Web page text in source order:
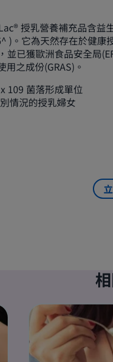
授乳營養補充品含
)。它為天然存在於健
並已獲歐洲食品安全局
用之成份(GRAS)。
109 菌落形成單位
情況的授乳婦女